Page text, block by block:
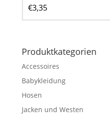
€3,35
Produktkategorien
Accessoires
Babykleidung
Hosen
Jacken und Westen